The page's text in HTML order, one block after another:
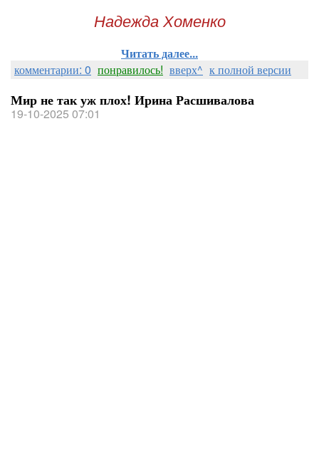
Надежда Хоменко
Читать далее...
комментарии: 0 понравилось! вверх^ к полной версии
Мир не так уж плох! Ирина Расшивалова
19-10-2025 07:01